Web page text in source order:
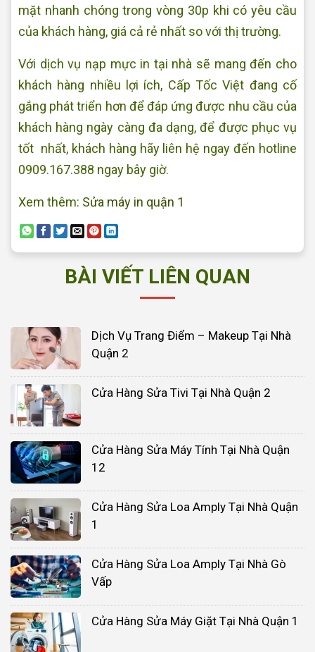
mặt nhanh chóng trong vòng 30p khi có yêu cầu
của khách hàng, giá cả rẻ nhất so với thị trường.
Với dịch vụ nạp mực in tại nhà sẽ mang đến cho
khách hàng nhiều lợi ích, Cấp Tốc Việt đang cố
gắng phát triển hơn để đáp ứng được nhu cầu của
khách hàng ngày càng đa dạng, để được phục vụ
tốt nhất, khách hàng hãy liên hệ ngay đến hotline
0909.167.388 ngay bây giờ.
Xem thêm: Sửa máy in quận 1
BÀI VIẾT LIÊN QUAN
Dịch Vụ Trang Điểm – Makeup Tại Nhà
Quận 2
Cửa Hàng Sửa Tivi Tại Nhà Quận 2
Cửa Hàng Sửa Máy Tính Tại Nhà Quận
12
Cửa Hàng Sửa Loa Amply Tại Nhà Quận
1
Cửa Hàng Sửa Loa Amply Tại Nhà Gò
Vấp
Cửa Hàng Sửa Máy Giặt Tại Nhà Quận 1